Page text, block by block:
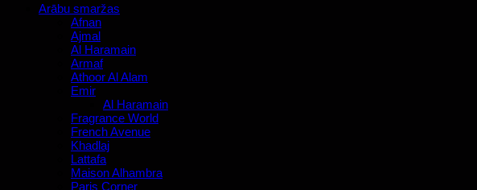
Arābu smaržas
Afnan
Ajmal
Al Haramain
Armaf
Athoor Al Alam
Emir
Al Haramain
Fragrance World
French Avenue
Khadlaj
Lattafa
Maison Alhambra
Paris Corner